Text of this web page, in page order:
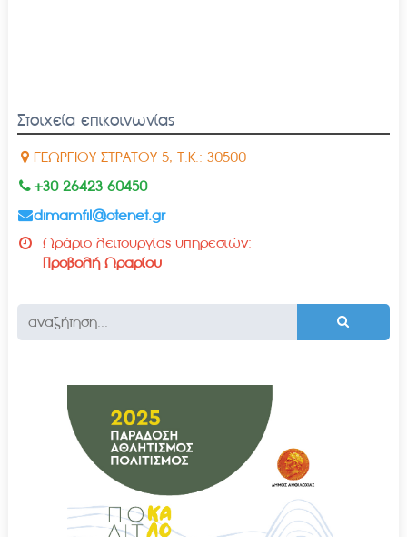
Στοιχεία επικοινωνίας
ΓΕΩΡΓΙΟΥ ΣΤΡΑΤΟΥ 5, Τ.Κ.: 30500
+30 26423 60450
dimamfil@otenet.gr
Ωράριο λειτουργίας υπηρεσιών:
Προβολή Ωραρίου